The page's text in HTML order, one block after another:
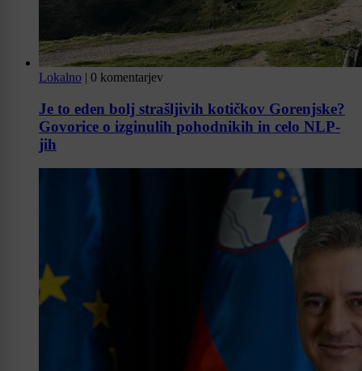
Lokalno | 0 komentarjev
Je to eden bolj strašljivih kotičkov Gorenjske?
Govorice o izginulih pohodnikih in celo NLP-
jih